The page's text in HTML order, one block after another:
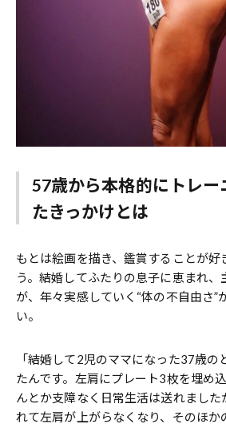
57歳から本格的にトレー
たきっかけとは
もとは絵画を描き、鑑賞することが好
う。結婚してふたりの息子に恵まれ、
が、年々実感していく“体の不自由さ”
い。
「結婚して2児のママになった37歳の
たんです。左肩にプレート3枚を埋め
んとか支障なく日常生活は送れました
れて左肩が上がらなくなり、そのほか